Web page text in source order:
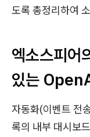
도록 총정리하여
엑소스피어
있는
자동화(이벤트 전
록의 내부 대시보